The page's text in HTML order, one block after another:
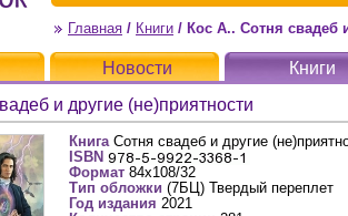
Главная / Книги / Кос А.. Сотня свадеб
Новости
Книги
и другие (не)приятности
Книга Сотня свадеб и другие
ISBN
Формат 84х108/32
Тип обложки (7БЦ) Твердый переплет
Год издания 2021